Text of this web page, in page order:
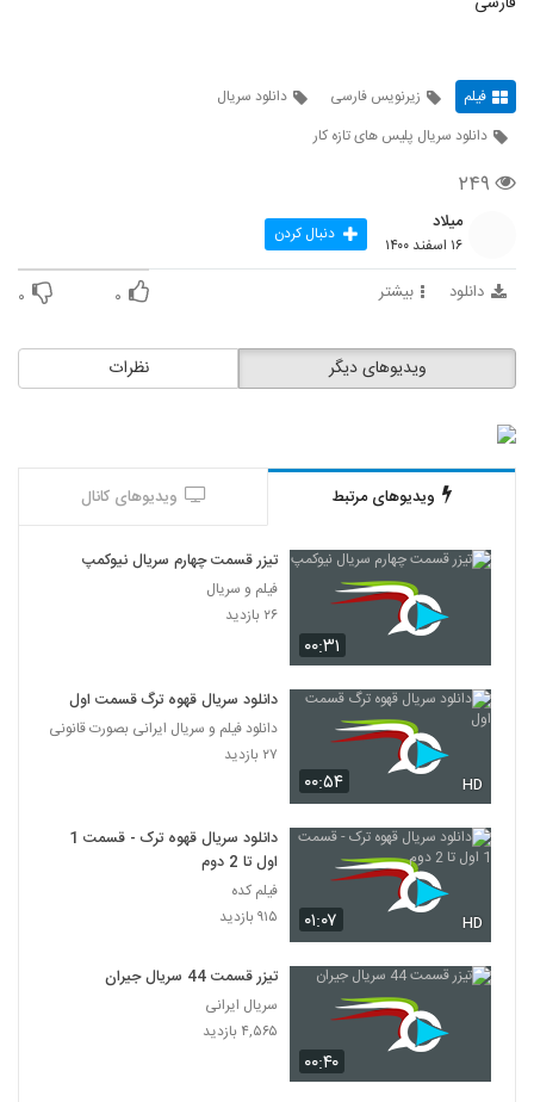
فیلم زیرنویس فارسی
دانلود سریال
دانلود سریال پلیس های تازه کار
۲۴۹
میلاد
۱۶ اسفند ۱۴۰۰ دنبال کردن
دانلود بیشتر ۰ ۰
نظرات ویدیوهای دیگر
ویدیوهای مرتبط ویدیوهای کانال
۰۰:۳۱
تیزر قسمت چهارم سریال نیوکمپ
فیلم و سریال
۲۶ بازدید
۰۰:۵۴ HD
دانلود سریال قهوه ترگ قسمت اول
دانلود فیلم و سریال ایرانی بصورت قانونی
۲۷ بازدید
۰۱:۰۷ HD
دانلود سریال قهوه ترک - قسمت 1
اول تا 2 دوم
فیلم کده
۹۱۵ بازدید
۰۰:۴۰
تیزر قسمت 44 سریال جیران
سریال ایرانی
۴,۵۶۵ بازدید